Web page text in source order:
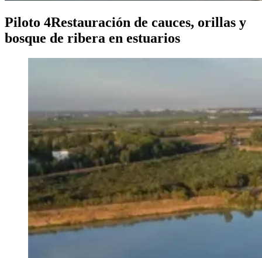
Piloto 4Restauración de cauces, orillas y
bosque de ribera en estuarios